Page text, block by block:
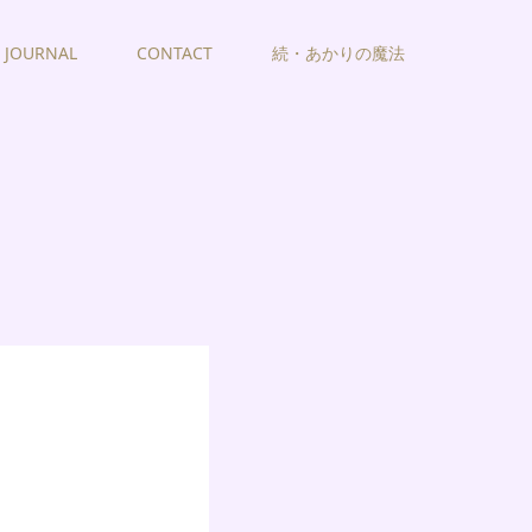
JOURNAL CONTACT 続・あかりの魔法